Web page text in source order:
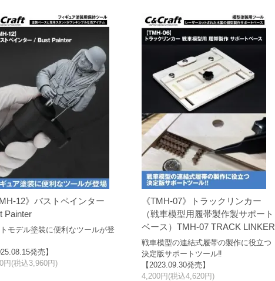
12》バストペインター
Painter
モデル塗装に便利なツールが登
発売】
円(税込3,960円)
《TMH-07》トラックリンカー
（戦車模型用履帯製作製サポート
ベース）TMH-07 TRACK LINKER
戦車模型の連結式履帯の製作に役立つ
決定版サポートツール‼
【2023.09.30発売】
4,200円(税込4,620円)